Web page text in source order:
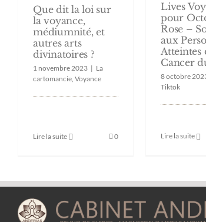
Que dit la loi sur
la voyance,
médiumnité, et
autres arts
divinatoires ?
1 novembre 2023 | La
cartomancie, Voyance
Lire la suite 0
Lives
pour
Rose –
aux
Atteintes
Cancer
8 octobre
Tiktok
Lire la suite